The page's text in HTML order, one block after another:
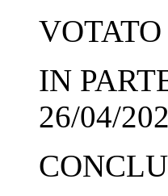
IN
26/04/